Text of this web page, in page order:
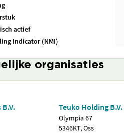
actief
Indicator (NMI)
organisaties
Teuko Holding B.V.
Olympia 67
5346KT, Oss